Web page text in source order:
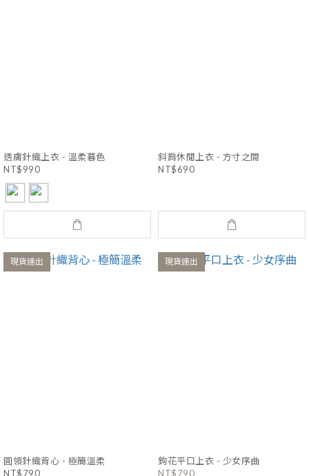
透膚針織上衣 - 溫柔暮色
NT$990
斜肩休閒上衣 - 方寸之間
NT$690
現貨速出
圓領針織背心 - 極簡溫柔
NT$790
現貨速出
鉤花平口上衣 - 少女序曲
NT$790